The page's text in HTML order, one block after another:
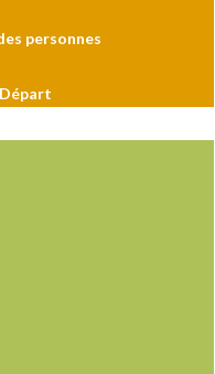
personnes